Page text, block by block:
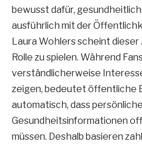
bewusst dafür,
ausführlich mit der
Laura Wohlers scheint
Rolle zu spielen. Während
verständlicherweise
zeigen, bedeutet öffentliche
automatisch, dass persönliche
Gesundheitsinformationen
müssen. Deshalb basieren